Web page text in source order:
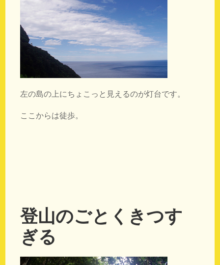
左の島の上にちょこっと見えるのが灯台です。
ここからは徒歩。
登山のごとくきつす
ぎる